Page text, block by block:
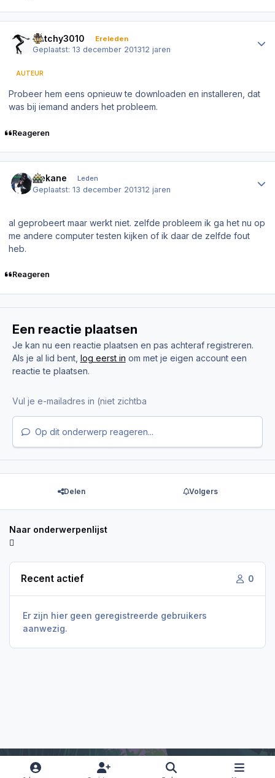
Dutchy3010 Ereleden
Geplaatst:13 december 201312 jaren
AUTEUR
Probeer hem eens opnieuw te downloaden en installeren, dat
was bij iemand anders het probleem.
Reageren
mekane Leden
Geplaatst:13 december 201312 jaren
al geprobeert maar werkt niet. zelfde probleem ik ga het nu op
me andere computer testen kijken of ik daar de zelfde fout
heb.
Reageren
Een reactie plaatsen
Je kan nu een reactie plaatsen en pas achteraf registreren.
Als je al lid bent, log eerst in om met je eigen account een
reactie te plaatsen.
Op dit onderwerp reageren...
Delen Volgers
Naar onderwerpenlijst
Recent actief 0
Er zijn hier geen geregistreerde gebruikers
aanwezig.